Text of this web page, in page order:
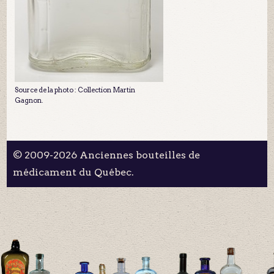
Source de la photo : Collection Martin
Gagnon.
© 2009-2026 Anciennes bouteilles de
médicament du Québec.